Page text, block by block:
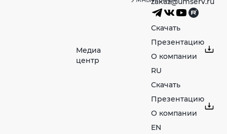
Медиа
центр
Скачать
Презентацию
О компании
RU
Скачать
Презентацию
О компании
EN